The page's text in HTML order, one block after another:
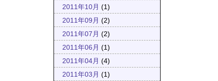
2011年10月 (1)
2011年09月 (2)
2011年07月 (2)
2011年06月 (1)
2011年04月 (4)
2011年03月 (1)